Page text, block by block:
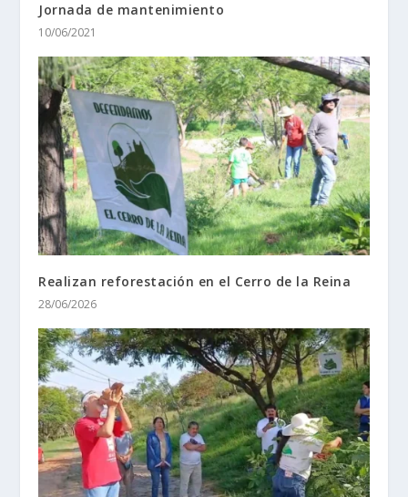
Jornada de mantenimiento
10/06/2021
Realizan reforestación en el Cerro de la Reina
28/06/2026